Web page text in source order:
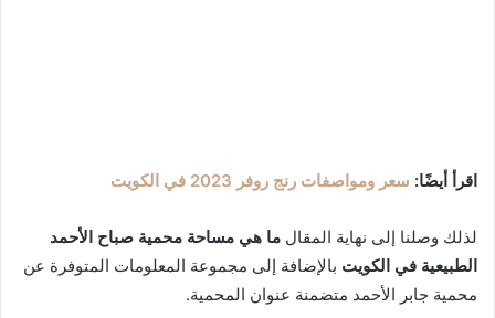
اقرأ أيضًا: سعر ومواصفات رنج روفر 2023 في الكويت
لذلك وصلنا إلى نهاية المقال ما هي مساحة محمية صباح الأحمد
الطبيعية في الكويت بالإضافة إلى مجموعة المعلومات المتوفرة عن
محمية جابر الأحمد متضمنة عنوان المحمية.